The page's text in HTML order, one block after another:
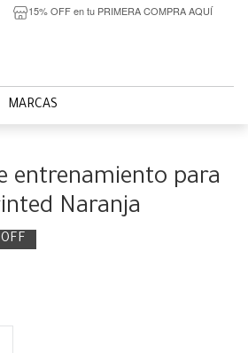
15% OFF en tu PRIMERA COMPRA AQUÍ
MARCAS
entrenamiento para
Naranja
OFF